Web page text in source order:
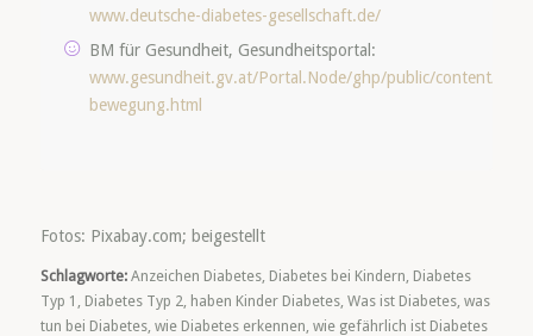
www.deutsche-diabetes-gesellschaft.de/
BM für Gesundheit, Gesundheitsportal:
www.gesundheit.gv.at/Portal.Node/ghp/public/content/
bewegung.html
Fotos: Pixabay.com; beigestellt
Schlagworte: Anzeichen Diabetes, Diabetes bei Kindern Diabetes
Typ 1
Diabetes Typ 2 haben Kinder Diabetes, Was ist Diabetes, was
tun bei Diabetes, wie Diabetes erkennen wie gefährlich ist Diabetes